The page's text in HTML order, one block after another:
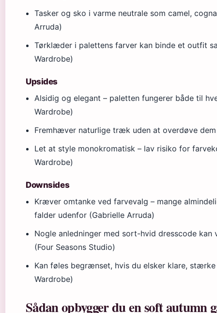
Tasker og sko i varme neutrale som camel,
Arruda)
Tørklæder i palettens farver kan binde et outfit
Wardrobe)
Upsides
Alsidig og elegant – paletten fungerer både til
Wardrobe)
Fremhæver naturlige træk uden at overdøve dem
Let at style monokromatisk – lav risiko for
Wardrobe)
Downsides
Kræver omtanke ved farvevalg – mange
falder udenfor (Gabrielle Arruda)
Nogle anledninger med sort-hvid dresscode
(Four Seasons Studio)
Kan føles begrænset, hvis du elsker klare,
Wardrobe)
Sådan opbygger du en soft autumn